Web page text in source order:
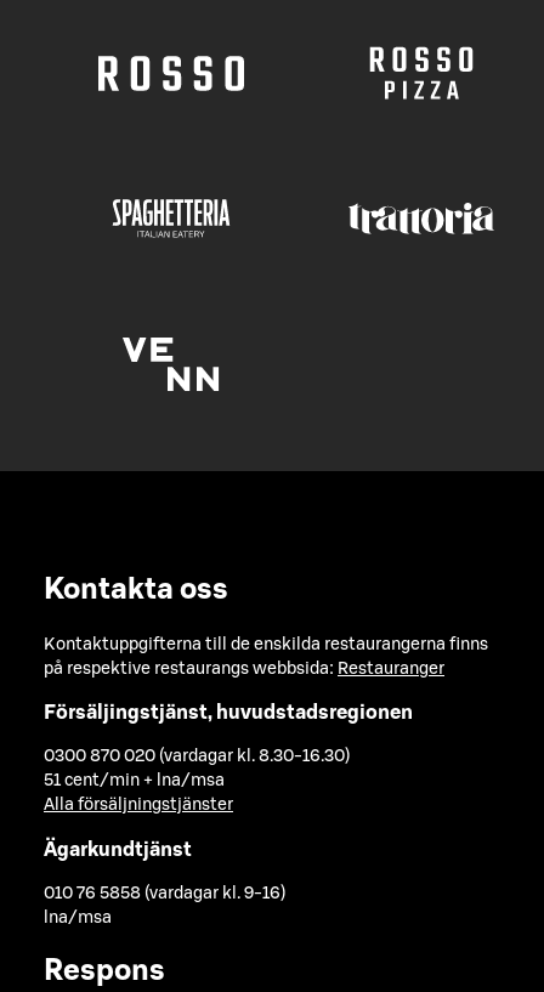
Kontakta oss
Kontaktuppgifterna till de enskilda restaurangerna finns
på respektive restaurangs webbsida: Restauranger
Försäljingstjänst, huvudstadsregionen
0300 870 020 (vardagar kl. 8.30-16.30)
51 cent/min + lna/msa
Alla försäljningstjänster
Ägarkundtjänst
010 76 5858 (vardagar kl. 9-16)
lna/msa
Respons